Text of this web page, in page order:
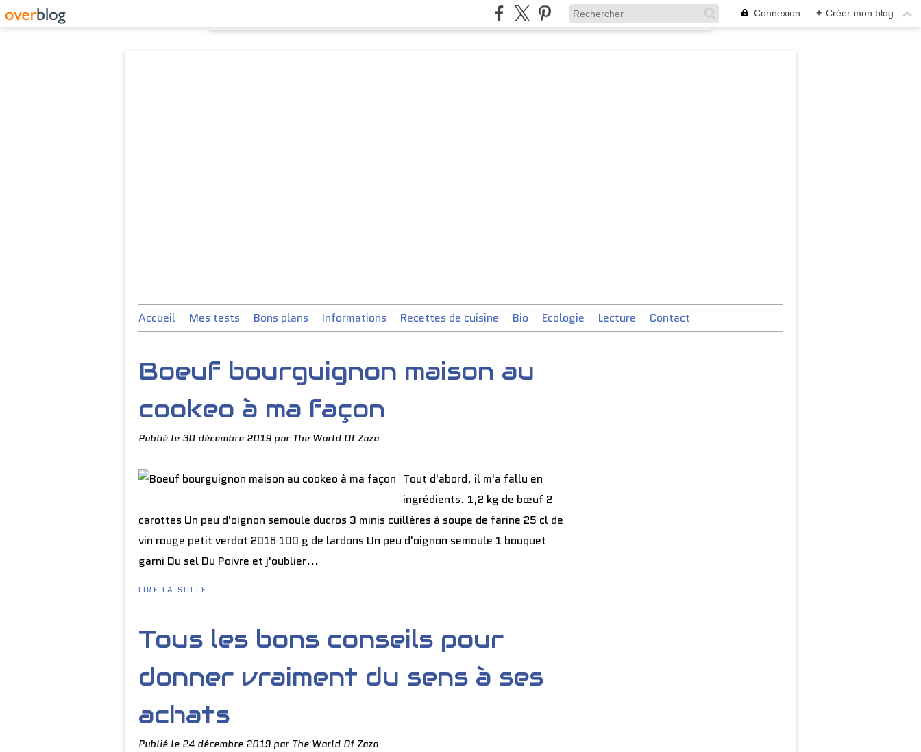
Connexion + Créer mon blog
Accueil Mes tests Bons plans Informations Recettes de cuisine Bio Ecologie Lecture Contact
Boeuf bourguignon maison au
cookeo à ma façon
Publié le 30 décembre 2019 par The World Of Zaza
Tout d'abord, il m'a fallu en
ingrédients. 1,2 kg de bœuf 2
carottes Un peu d'oignon semoule ducros 3 minis cuillères à soupe de farine 25 cl de
vin rouge petit verdot 2016 100 g de lardons Un peu d'oignon semoule 1 bouquet
garni Du sel Du Poivre et j'oublier...
LIRE LA SUITE
Tous les bons conseils pour
donner vraiment du sens à ses
achats
Publié le 24 décembre 2019 par The World Of Zaza